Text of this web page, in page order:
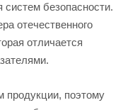
безопасности.
отечественного
отличается
продукции, поэтому